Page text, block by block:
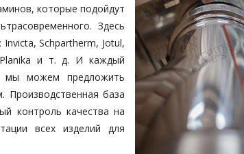
которые подойдут
Здесь
Schpartherm, Jotul,
Planika и т. д. И каждый
мы можем предложить
база
контроль качества на
всех изделий для